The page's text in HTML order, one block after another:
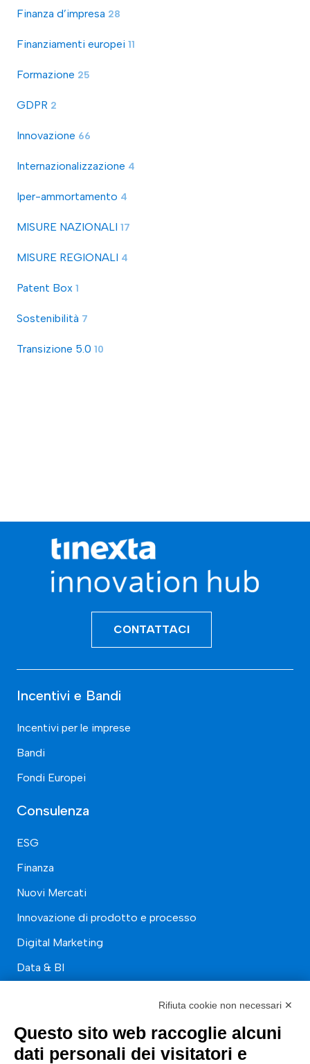
Finanza d’impresa 28
Finanziamenti europei 11
Formazione 25
GDPR 2
Innovazione 66
Internazionalizzazione 4
Iper-ammortamento 4
MISURE NAZIONALI 17
MISURE REGIONALI 4
Patent Box 1
Sostenibilità 7
Transizione 5.0 10
CONTATTACI
Incentivi e Bandi
Incentivi per le imprese
Bandi
Fondi Europei
Consulenza
ESG
Finanza
Nuovi Mercati
Innovazione di prodotto e processo
Digital Marketing
Data & BI
Soluzioni Digitali
Rifiuta cookie non necessari ✕
Questo sito web raccoglie alcuni
dati personali dei visitatori e